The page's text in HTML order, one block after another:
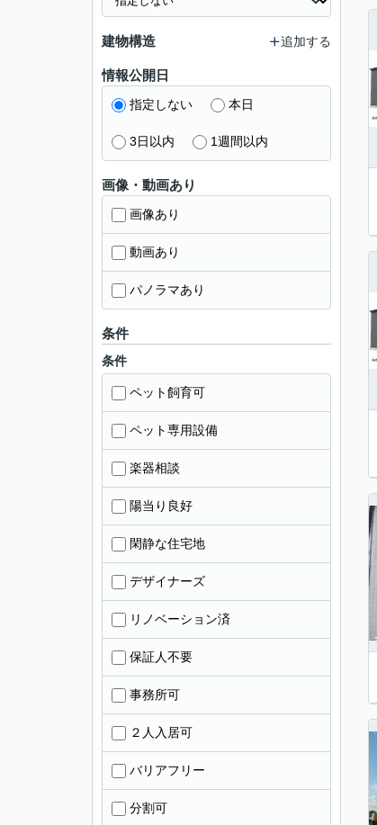
建物構造 追加する
情報公開日
指定しない 本日
3日以内 1週間以内
画像・動画あり
画像あり
動画あり
パノラマあり
条件
条件
ペット飼育可
ペット専用設備
楽器相談
陽当り良好
閑静な住宅地
デザイナーズ
リノベーション済
保証人不要
事務所可
２人入居可
バリアフリー
分割可